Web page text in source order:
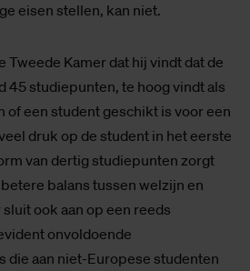
eisen stellen, kan niet.
Tweede Kamer dat hij vindt dat de
45 studiepunten, te hoog vindt als
of een student geschikt is voor een
druk op de student in het eerste
van dertig studiepunten zorgt
balans tussen welzijn en
ook aan op een reeds
onvoldoende
die aan niet-Europese studenten